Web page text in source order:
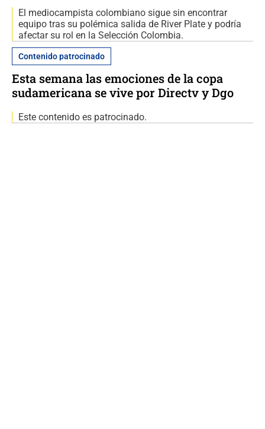
El mediocampista colombiano sigue sin encontrar
equipo tras su polémica salida de River Plate y podría
afectar su rol en la Selección Colombia.
Contenido patrocinado
Esta semana las emociones de la copa
sudamericana se vive por Directv y Dgo
Este contenido es patrocinado.